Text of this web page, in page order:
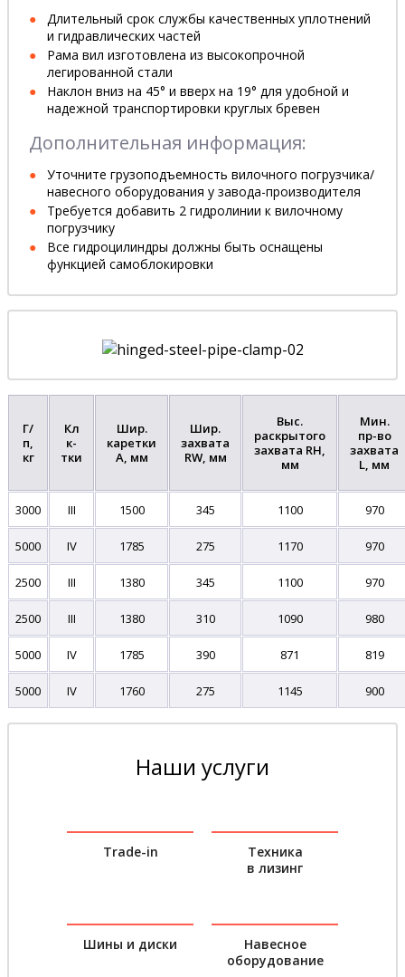
Длительный срок службы качественных уплотнений
и гидравлических частей
Рама вил изготовлена из высокопрочной
легированной стали
Наклон вниз на 45° и вверх на 19° для удобной и
надежной транспортировки круглых бревен
Дополнительная информация:
Уточните грузоподъемность вилочного погрузчика/
навесного оборудования у завода-производителя
Требуется добавить 2 гидролинии к вилочному
погрузчику
Все гидроцилиндры должны быть оснащены
функцией самоблокировки
Г/
п,
кг
Кл
к-
тки
Шир.
каретки
A, мм
Шир.
захвата
RW, мм
Выс.
раскрытого
захвата RH,
мм
Мин.
пр-во
захвата
L, мм
3000 III 1500 345 1100 970
5000 IV 1785 275 1170 970
2500 III 1380 345 1100 970
2500 III 1380 310 1090 980
5000 IV 1785 390 871 819
5000 IV 1760 275 1145 900
Наши услуги
Trade-in
Техника
в лизинг
Шины и диски
Навесное
оборудование